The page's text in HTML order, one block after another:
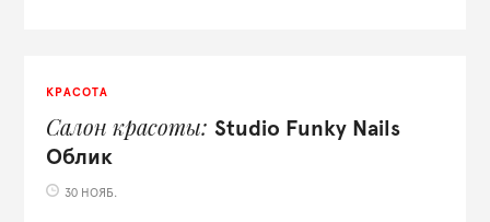
КРАСОТА
Салон красоты
Studio Funky Nails
Облик
30 НОЯБ.